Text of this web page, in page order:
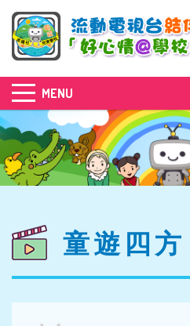
MENU
童遊四方